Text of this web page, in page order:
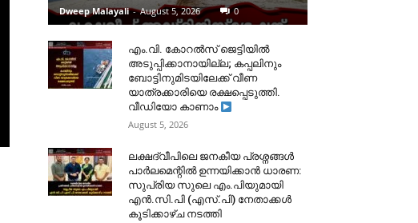
Dweep Malayali - August 5, 2026 0
​എം.വി. കോറൽസ് ജെട്ടിയിൽ
അടുപ്പിക്കാനായില്ല; കപ്പലിനും
ബോട്ടിനുമിടയിലേക്ക് വീണ
യാത്രക്കാരിയെ രക്ഷപ്പെടുത്തി.
വീഡിയോ കാണാം
August 5, 2026
ലക്ഷദ്വീപിലെ ജനകീയ പ്രശ്നങ്ങൾ
പാർലമെന്റിൽ ഉന്നയിക്കാൻ ധാരണ:
സുപ്രിയ സുലെ എം.പിയുമായി
എൻ.സി.പി (എസ്.പി) നേതാക്കൾ
കൂടിക്കാഴ്ച നടത്തി